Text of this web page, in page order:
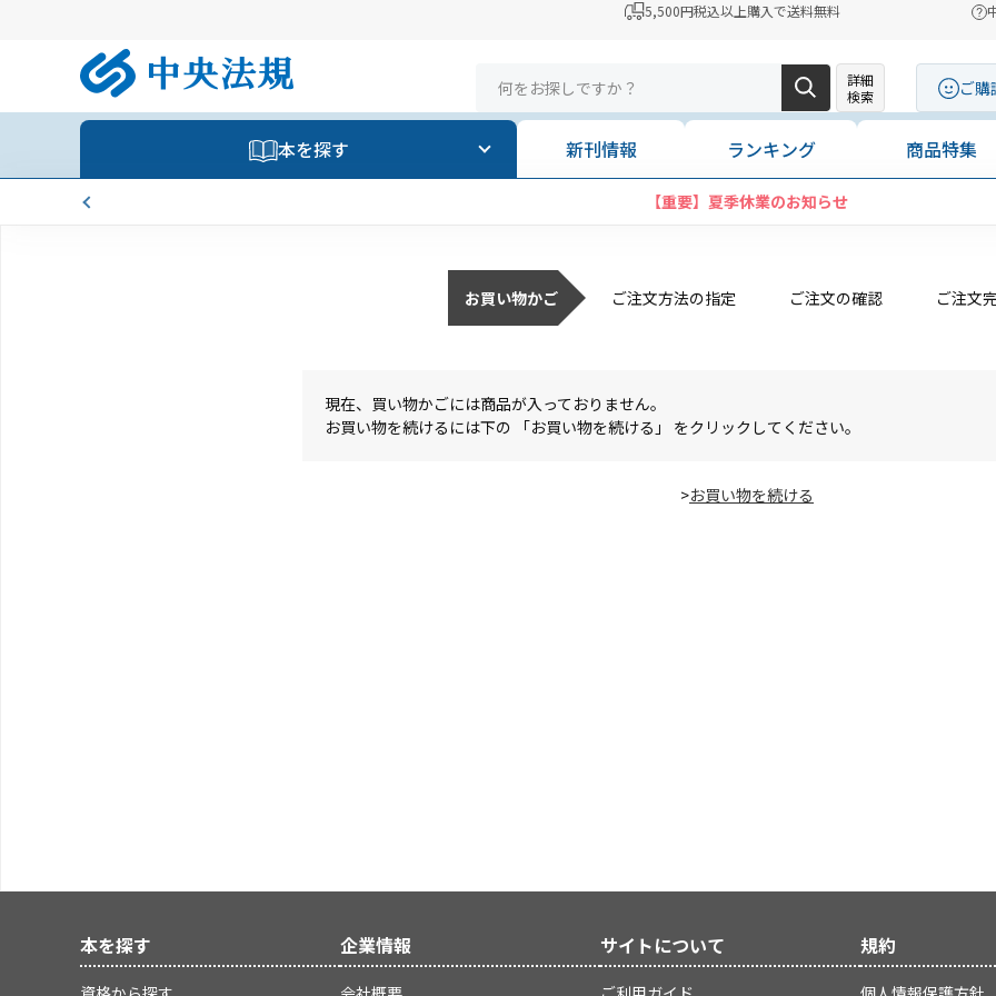
5,500円税込以上購入で送料無料
詳細
検索
ご
本を探す 新刊情報 ランキング 商品特集
【重要】夏季休業のお知らせ
お買い物かご ご注文方法の指定 ご注文の確認 ご注文
現在、買い物かごには商品が入っておりません。
お買い物を続けるには下の 「お買い物を続ける」 をクリックしてください。
>
本を探す 企業情報 サイトについて 規約